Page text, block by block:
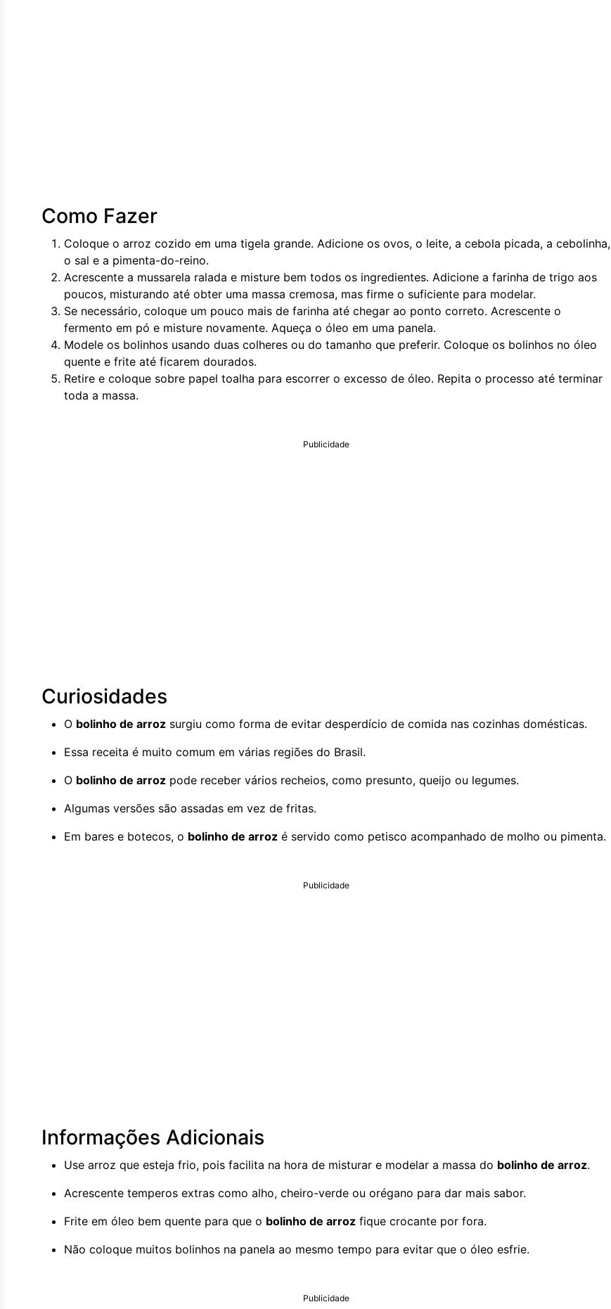
Como Fazer
Coloque o arroz cozido em uma tigela grande. Adicione os ovos, o leite, a cebola picada, a cebolinha,
o sal e a pimenta-do-reino.
Acrescente a mussarela ralada e misture bem todos os ingredientes. Adicione a farinha de trigo aos
poucos, misturando até obter uma massa cremosa, mas firme o suficiente para modelar.
Se necessário, coloque um pouco mais de farinha até chegar ao ponto correto. Acrescente o
fermento em pó e misture novamente. Aqueça o óleo em uma panela.
Modele os bolinhos usando duas colheres ou do tamanho que preferir. Coloque os bolinhos no óleo
quente e frite até ficarem dourados.
Retire e coloque sobre papel toalha para escorrer o excesso de óleo. Repita o processo até terminar
toda a massa.
Publicidade
Curiosidades
O bolinho de arroz surgiu como forma de evitar desperdício de comida nas cozinhas domésticas.
Essa receita é muito comum em várias regiões do Brasil.
O bolinho de arroz pode receber vários recheios, como presunto, queijo ou legumes.
Algumas versões são assadas em vez de fritas.
Em bares e botecos, o bolinho de arroz é servido como petisco acompanhado de molho ou pimenta.
Publicidade
Informações Adicionais
Use arroz que esteja frio, pois facilita na hora de misturar e modelar a massa do bolinho de arroz.
Acrescente temperos extras como alho, cheiro-verde ou orégano para dar mais sabor.
Frite em óleo bem quente para que o bolinho de arroz fique crocante por fora.
Não coloque muitos bolinhos na panela ao mesmo tempo para evitar que o óleo esfrie.
Publicidade